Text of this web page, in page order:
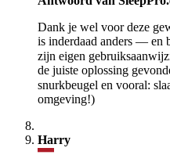
Dank je wel voor deze
is inderdaad anders — en
zijn eigen
de juiste oplossing
snurkbeugel en vooral:
omgeving!)
Harry